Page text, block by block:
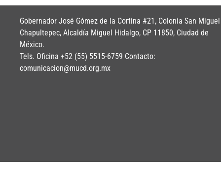
Gobernador José Gómez de la Cortina #21, Colonia San Miguel
Chapultepec, Alcaldía Miguel Hidalgo, CP 11850, Ciudad de
México.
Tels. Oficina +52 (55) 5515-6759 Contacto:
comunicacion@mucd.org.mx